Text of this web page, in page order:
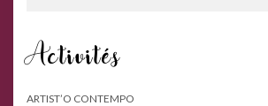
Activités
ARTIST’O CONTEMPO